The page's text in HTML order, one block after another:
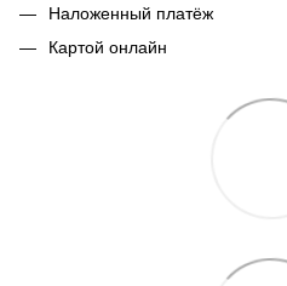
Наложенный платёж
Картой онлайн